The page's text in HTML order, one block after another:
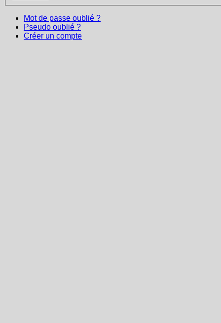
Mot de passe oublié ?
Pseudo oublié ?
Créer un compte